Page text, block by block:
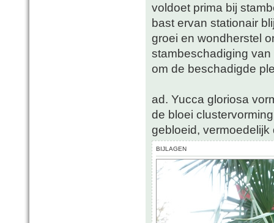
voldoet prima bij
bast ervan stationair
groei en wondherstel
stambeschadiging
om de beschadigde
ad. Yucca gloriosa
de bloei
gebloeid,
BIJLAGEN